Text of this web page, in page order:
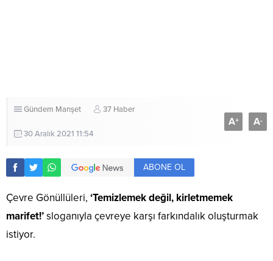
Gündem Manşet 37 Haber
30 Aralık 2021 11:54
A+ A-
ABONE OL
Çevre Gönüllüleri, ‘Temizlemek değil, kirletmemek
marifet!’sloganıyla çevreye karşı farkındalık oluşturmak
istiyor.